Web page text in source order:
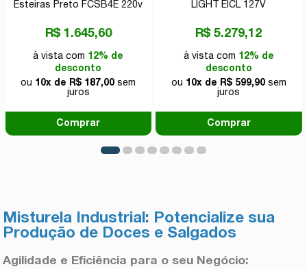
Esteiras Preto FCSB4E 220v
R$ 1.645,60
à vista com 12% de
desconto
ou 10x de R$ 187,00 sem
juros
Comprar
LIGHT EICL 127V
R$ 5.279,12
à vista com 12% de
desconto
ou 10x de R$ 599,90sem
juros
Comprar
Misturela Industrial: Potencialize sua
Produção de Doces e Salgados
Agilidade e Eficiência para o seu Negócio: